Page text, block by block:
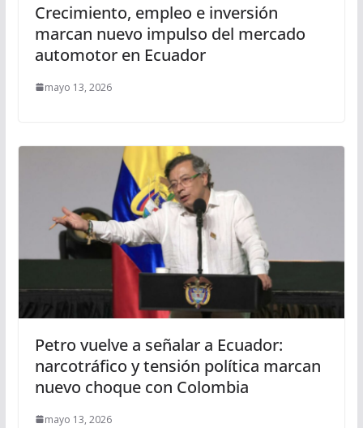
Crecimiento, empleo e inversión
marcan nuevo impulso del mercado
automotor en Ecuador
mayo 13, 2026
Petro vuelve a señalar a Ecuador:
narcotráfico y tensión política marcan
nuevo choque con Colombia
mayo 13, 2026